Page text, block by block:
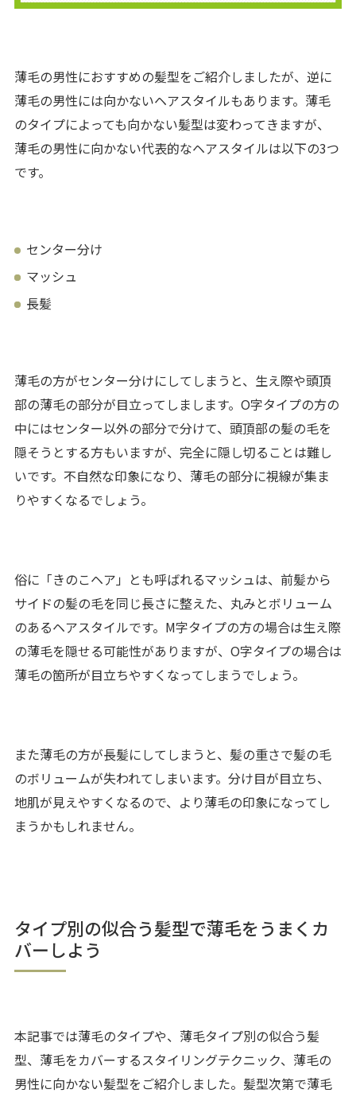
薄毛の男性におすすめの髪型をご紹介しましたが、逆に
薄毛の男性には向かないヘアスタイルもあります。薄毛
のタイプによっても向かない髪型は変わってきますが、
薄毛の男性に向かない代表的なヘアスタイルは以下の3つ
です。
センター分け
マッシュ
長髪
薄毛の方がセンター分けにしてしまうと、生え際や頭頂
部の薄毛の部分が目立ってしまします。O字タイプの方の
中にはセンター以外の部分で分けて、頭頂部の髪の毛を
隠そうとする方もいますが、完全に隠し切ることは難し
いです。不自然な印象になり、薄毛の部分に視線が集ま
りやすくなるでしょう。
俗に「きのこヘア」とも呼ばれるマッシュは、前髪から
サイドの髪の毛を同じ長さに整えた、丸みとボリューム
のあるヘアスタイルです。M字タイプの方の場合は生え際
の薄毛を隠せる可能性がありますが、O字タイプの場合は
薄毛の箇所が目立ちやすくなってしまうでしょう。
また薄毛の方が長髪にしてしまうと、髪の重さで髪の毛
のボリュームが失われてしまいます。分け目が目立ち、
地肌が見えやすくなるので、より薄毛の印象になってし
まうかもしれません。
タイプ別の似合う髪型で薄毛をうまくカ
バーしよう
本記事では薄毛のタイプや、薄毛タイプ別の似合う髪
型、薄毛をカバーするスタイリングテクニック、薄毛の
男性に向かない髪型をご紹介しました。髪型次第で薄毛